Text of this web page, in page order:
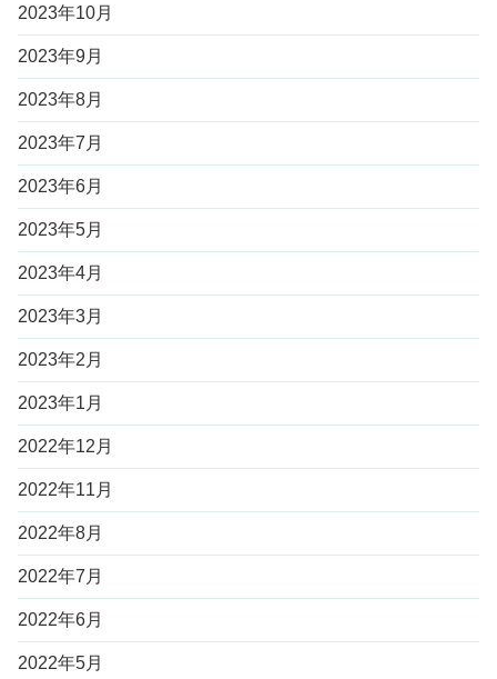
2023年10月
2023年9月
2023年8月
2023年7月
2023年6月
2023年5月
2023年4月
2023年3月
2023年2月
2023年1月
2022年12月
2022年11月
2022年8月
2022年7月
2022年6月
2022年5月